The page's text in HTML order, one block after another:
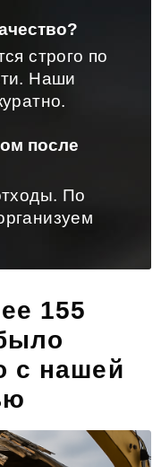
строго по
Наши
после
По
155
с нашей